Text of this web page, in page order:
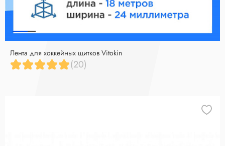
Лента для хоккейных щитков Vitokin
(20)